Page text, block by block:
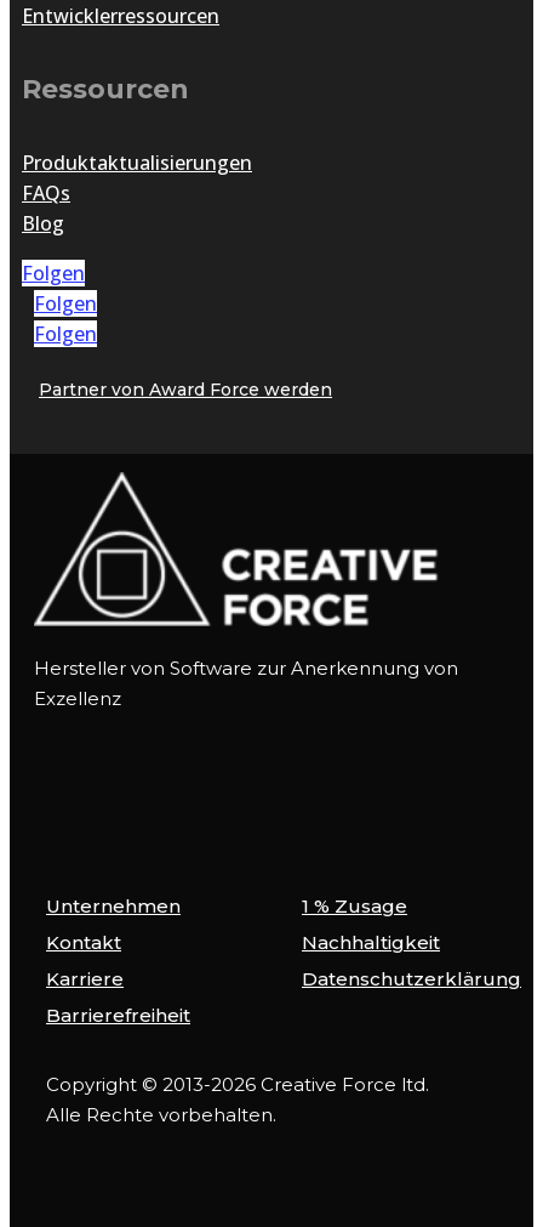
Entwicklerressourcen
Ressourcen
Produktaktualisierungen
FAQs
Blog
Folgen
Folgen
Folgen
Partner von Award Force werden
Hersteller von Software zur Anerkennung von
Exzellenz
Unternehmen
1 % Zusage
Kontakt
Nachhaltigkeit
Karriere
Datenschutzerklärung
Barrierefreiheit
Copyright © 2013-2026 Creative Force ltd.
Alle Rechte vorbehalten.